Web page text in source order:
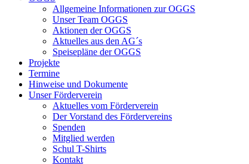
Allgemeine Informationen zur OGGS
Unser Team OGGS
Aktionen der OGGS
Aktuelles aus den AG´s
Speisepläne der OGGS
Projekte
Termine
Hinweise und Dokumente
Unser Förderverein
Aktuelles vom Förderverein
Der Vorstand des Fördervereins
Spenden
Mitglied werden
Schul T-Shirts
Kontakt